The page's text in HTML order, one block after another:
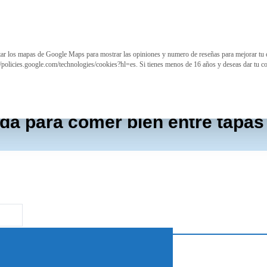
para comer bien entre
mapas de Google Maps para mostrar las opiniones y numero de reseñas para mejorar tu
technologies/cookies?hl=es. Si tienes menos de 16 años y deseas dar tu